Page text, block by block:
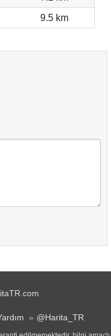
9.5 km
@Harita_TR